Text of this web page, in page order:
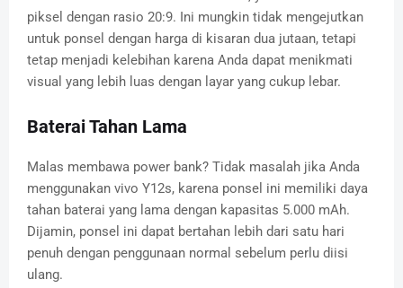
piksel dengan rasio 20:9. Ini mungkin tidak mengejutkan
untuk ponsel dengan harga di kisaran dua jutaan, tetapi
tetap menjadi kelebihan karena Anda dapat menikmati
visual yang lebih luas dengan layar yang cukup lebar.
Baterai Tahan Lama
Malas membawa power bank? Tidak masalah jika Anda
menggunakan vivo Y12s, karena ponsel ini memiliki daya
tahan baterai yang lama dengan kapasitas 5.000 mAh.
Dijamin, ponsel ini dapat bertahan lebih dari satu hari
penuh dengan penggunaan normal sebelum perlu diisi
ulang.